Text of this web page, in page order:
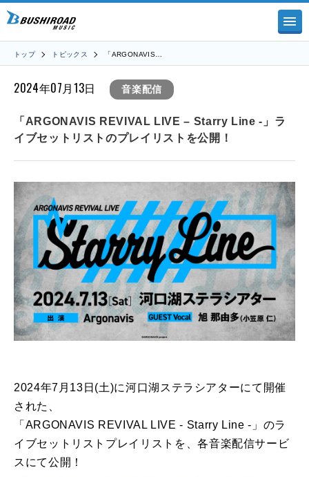
トップ トピックス 「ARGONAVIS…
2024年07月13日 音楽配信
「ARGONAVIS REVIVAL LIVE – Starry Line -」ラ
イブセットリストのプレイリストを公開！
2024年7月13日(土)に河口湖ステラシアターにて開催
された、
「ARGONAVIS REVIVAL LIVE - Starry Line -」のラ
イブセットリストプレイリストを、各音楽配信サービ
スにて公開！